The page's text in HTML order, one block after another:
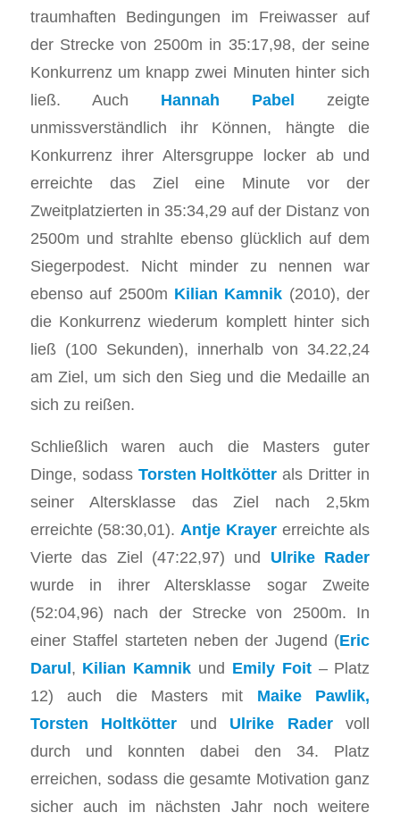
traumhaften Bedingungen im Freiwasser auf
der Strecke von 2500m in 35:17,98, der seine
Konkurrenz um knapp zwei Minuten hinter sich
ließ. Auch Hannah Pabel zeigte
unmissverständlich ihr Können, hängte die
Konkurrenz ihrer Altersgruppe locker ab und
erreichte das Ziel eine Minute vor der
Zweitplatzierten in 35:34,29 auf der Distanz von
2500m und strahlte ebenso glücklich auf dem
Siegerpodest. Nicht minder zu nennen war
ebenso auf 2500m Kilian Kamnik (2010), der
die Konkurrenz wiederum komplett hinter sich
ließ (100 Sekunden), innerhalb von 34.22,24
am Ziel, um sich den Sieg und die Medaille an
sich zu reißen.
Schließlich waren auch die Masters guter
Dinge, sodass Torsten Holtkötter als Dritter in
seiner Altersklasse das Ziel nach 2,5km
erreichte (58:30,01). Antje Krayererreichte als
Vierte das Ziel (47:22,97) und Ulrike Rader
wurde in ihrer Altersklasse sogar Zweite
(52:04,96) nach der Strecke von 2500m. In
einer Staffel starteten neben der Jugend (Eric
Darul, Kilian Kamnik und Emily Foit– Platz
12) auch die Masters mit Maike Pawlik,
Torsten Holtkötter und Ulrike Radervoll
durch und konnten dabei den 34. Platz
erreichen, sodass die gesamte Motivation ganz
sicher auch im nächsten Jahr noch weitere